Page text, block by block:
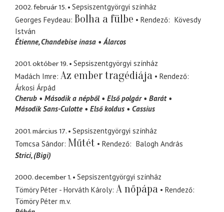
2002. február 15.
Sepsiszentgyörgyi színház
Georges Feydeau Bolha a fülbe Rendező
Kövesdy
István
Étienne Chandebise inasa Álarcos
2001. október 19.
Sepsiszentgyörgyi színház
Madách Imre Az ember tragédiája
Rendező
Árkosi Árpád
Cherub
Második a népből Első polgár
Barát
Második Sans-Culotte
Első koldus Cassius
2001. március 17.
Sepsiszentgyörgyi színház
Tomcsa Sándor Műtét Rendező
Balogh András
Strici (Bigi)
2000. december 1.
Sepsiszentgyörgyi színház
Tömöry Péter - Horváth Károly A nőpápa
Rendező
Tömöry Péter m.v.